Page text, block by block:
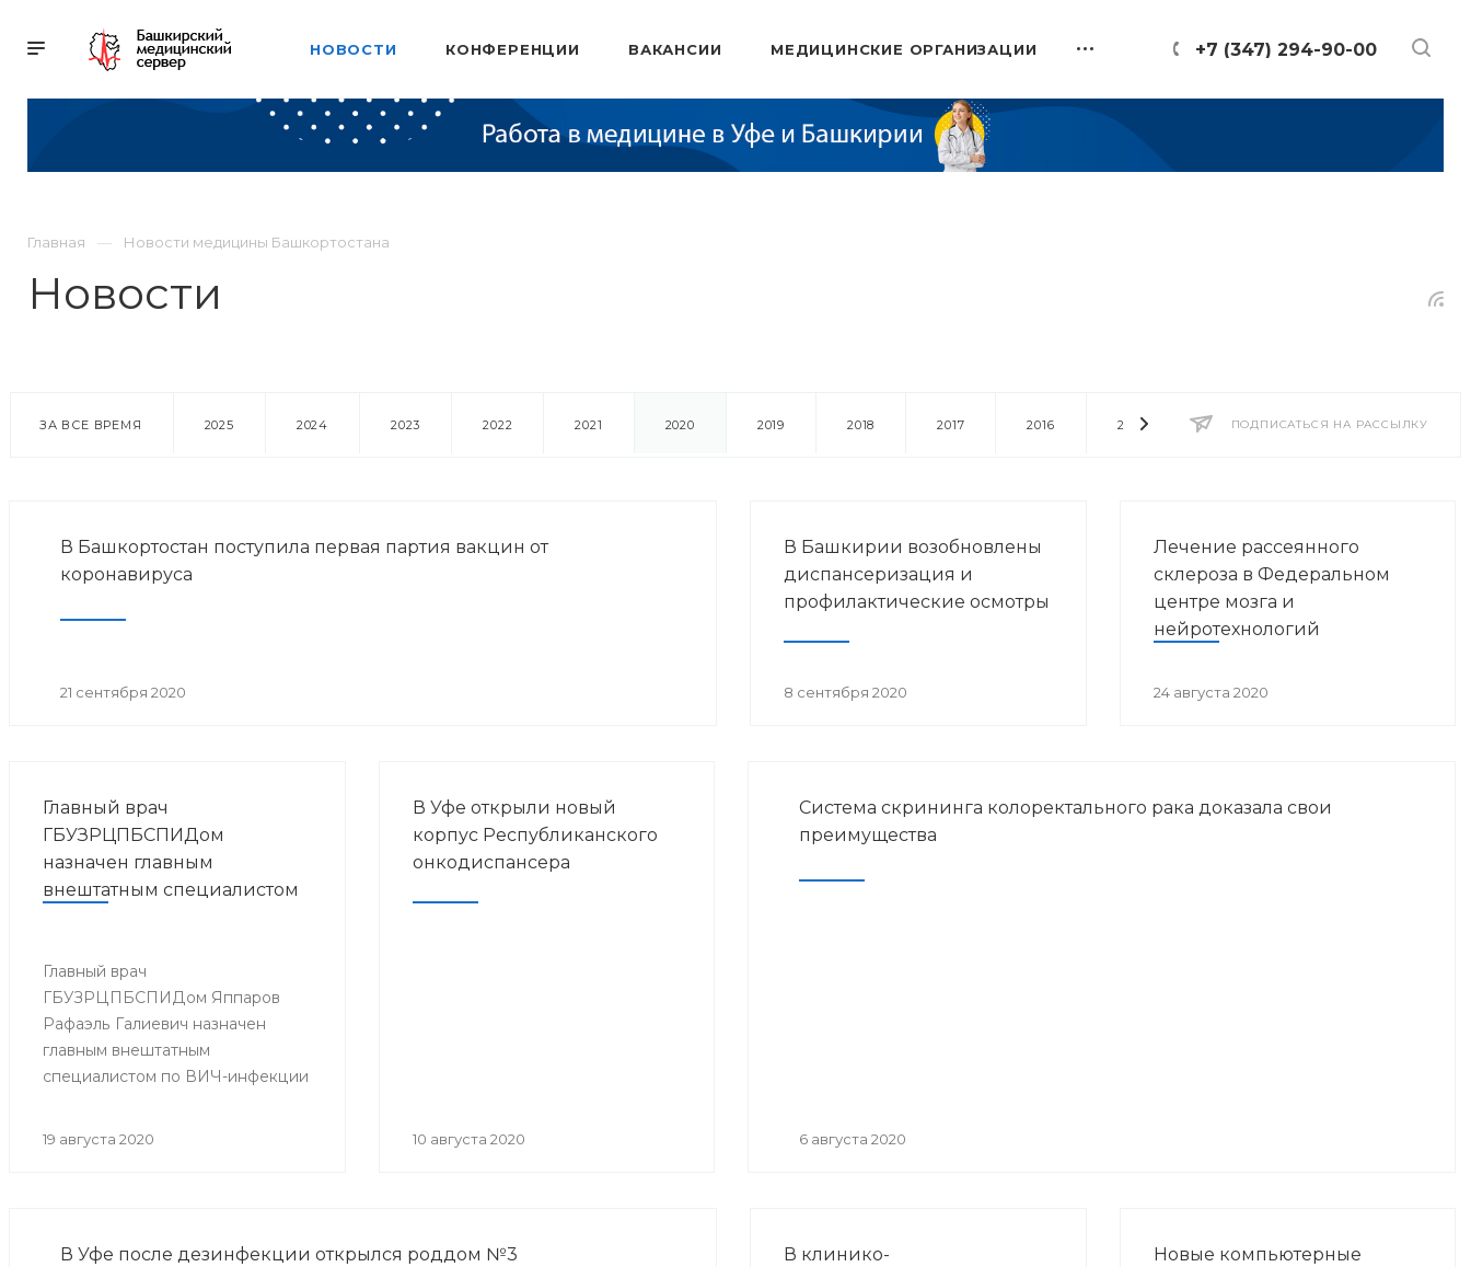
+7 (347) 294-90-00
НОВОСТИ КОНФЕРЕНЦИИ ВАКАНСИИ МЕДИЦИНСКИЕ ОРГАНИЗАЦИИ
Главная Новости медицины Башкортостана
Новости
ПОДПИСАТЬСЯ НА РАССЫЛКУ
ЗА ВСЕ ВРЕМЯ 2025 2024 2023 2022 2021 2020 2019 2018 2017 2016 2014 2013 2012 2011
В Башкортостан поступила первая партия вакцин от
коронавируса
21 сентября 2020
В Башкирии возобновлены
диспансеризация и
профилактические осмотры
8 сентября 2020
Лечение рассеянного
склероза в Федеральном
центре мозга и
нейротехнологий
24 августа 2020
Главный врач
ГБУЗРЦПБСПИДом
назначен главным
внештатным специалистом
Главный врач
ГБУЗРЦПБСПИДом Яппаров
Рафаэль Галиевич назначен
главным внештатным
специалистом по ВИЧ-инфекции
19 августа 2020
В Уфе открыли новый
корпус Республиканского
онкодиспансера
10 августа 2020
Система скрининга колоректального рака доказала свои
преимущества
6 августа 2020
В Уфе после дезинфекции открылся роддом №3
В клинико-
Новые компьютерные